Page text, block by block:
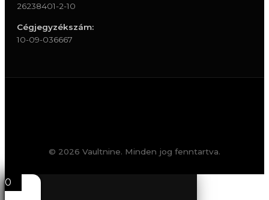
26238401-2-10
Cégjegyzékszám:
10-09-036667
© 2026 Vaultnine. Minden jog fenntartva.
0